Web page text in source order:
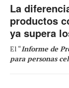
La
productos
ya supera
El “Informe de
para personas